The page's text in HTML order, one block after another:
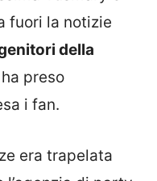
fuori la notizie
della
preso
i fan.
era trapelata